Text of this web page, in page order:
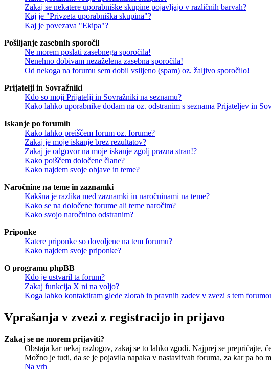
Zakaj se nekatere uporabniške skupine pojavljajo v različnih barvah?
Kaj je "Privzeta uporabniška skupina"?
Kaj je povezava "Ekipa"?
Pošiljanje zasebnih sporočil
Ne morem poslati zasebnega sporočila!
Nenehno dobivam nezaželena zasebna sporočila!
Od nekoga na forumu sem dobil vsiljeno (spam) oz. žaljivo sporočilo!
Prijatelji in Sovražniki
Kdo so moji Prijatelji in Sovražniki na seznamu?
Kako lahko uporabnike dodam na oz. odstranim s seznama Prijateljev in
Iskanje po forumih
Kako lahko preiščem forum oz. forume?
Zakaj je moje iskanje brez rezultatov?
Zakaj je odgovor na moje iskanje zgolj prazna stran!?
Kako poiščem določene člane?
Kako najdem svoje objave in teme?
Naročnine na teme in zaznamki
Kakšna je razlika med zaznamki in naročninami na teme?
Kako se na določene forume ali teme naročim?
Kako svojo naročnino odstranim?
Priponke
Katere priponke so dovoljene na tem forumu?
Kako najdem svoje priponke?
O programu phpBB
Kdo je ustvaril ta forum?
Zakaj funkcija X ni na voljo?
Koga lahko kontaktiram glede zlorab in pravnih zadev v zvezi s tem
Vprašanja v zvezi z registracijo in prijavo
Zakaj se ne morem prijaviti?
Obstaja kar nekaj razlogov, zakaj se to lahko zgodi. Najprej se prepričajte,
Možno je tudi, da se je pojavila napaka v nastavitvah foruma, za kar pa bo
Na vrh